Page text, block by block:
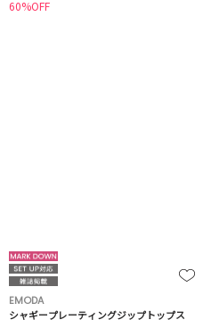
60%OFF
EMODA
シャギープレーティングジップトップス